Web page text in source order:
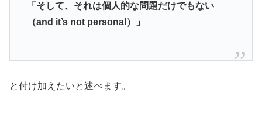
「そして、それは個人的な問題だけでもない
（and it’s not personal）」
と付け加えたいと述べます。